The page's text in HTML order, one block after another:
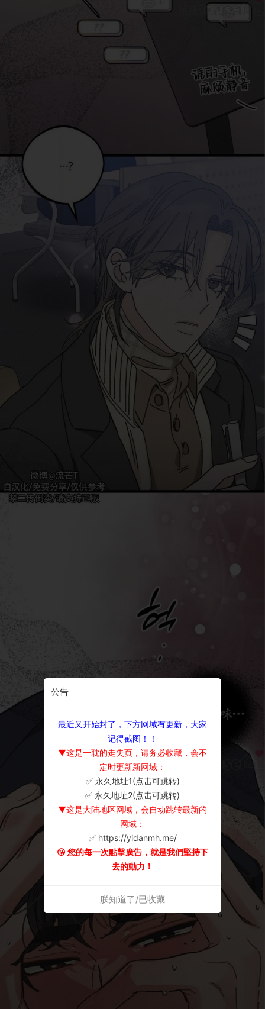
公告
最近又开始封了，下方网域有更新，大家
记得截图！！
▼这是一耽的走失页，请务必收藏，会不
定时更新新网域：
✅ 永久地址1(点击可跳转)
✅ 永久地址2(点击可跳转)
▼这是大陆地区网域，会自动跳转最新的
网域：
✅ https://yidanmh.me/
😘 您的每一次點擊廣告，就是我們堅持下
去的動力！
朕知道了/已收藏